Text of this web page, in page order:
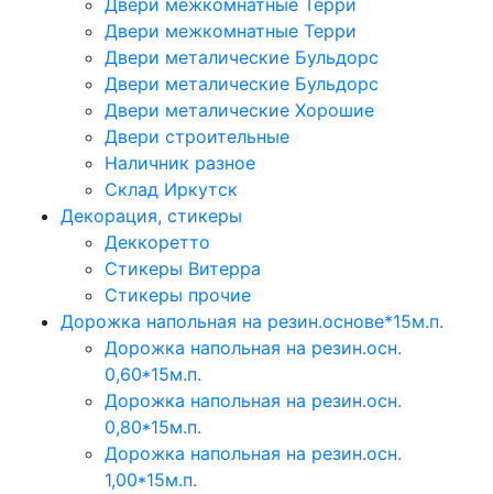
Двери межкомнатные Терри
Двери межкомнатные Терри
Двери металические Бульдорс
Двери металические Бульдорс
Двери металические Хорошие
Двери строительные
Наличник разное
Склад Иркутск
Декорация, стикеры
Деккоретто
Стикеры Витерра
Стикеры прочие
Дорожка напольная на резин.основе*15м.п.
Дорожка напольная на резин.осн.
0,60*15м.п.
Дорожка напольная на резин.осн.
0,80*15м.п.
Дорожка напольная на резин.осн.
1,00*15м.п.